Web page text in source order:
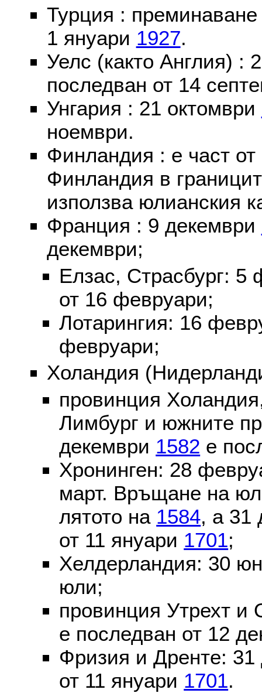
Турция :
1 януари 1927.
Уелс (както Англия) :
последван от 14
Унгария : 21 октомври
ноември.
Финландия : е част
Финландия в
използва юлианския
Франция : 9 декември
декември;
Елзас, Страсбург:
от 16 февруари;
Лотарингия: 16
февруари;
Холандия
провинция
Лимбург и южните
декември 1582 е
Хронинген: 28
март. Връщане на
лятото на 1584, а 31
от 11 януари 1701;
Хелдерландия: 30
юли;
провинция Утрехт
е последван от 12
Фризия и Дренте:
от 11 януари 1701.